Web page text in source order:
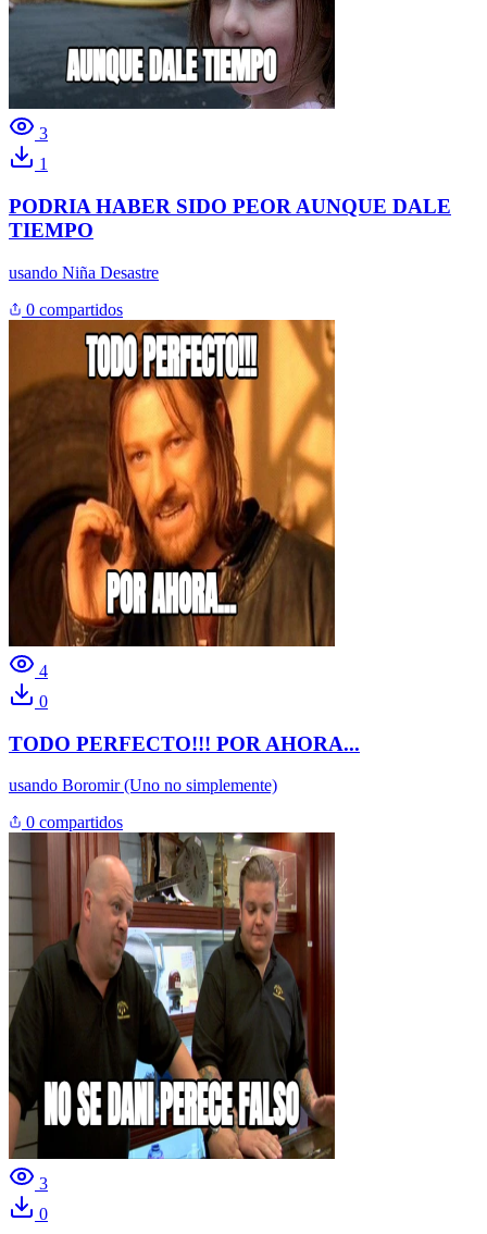
3
1
PODRIA HABER SIDO PEOR AUNQUE DALE
TIEMPO
usando Niña Desastre
0 compartidos
4
0
TODO PERFECTO!!! POR AHORA...
usando Boromir (Uno no simplemente)
0 compartidos
3
0